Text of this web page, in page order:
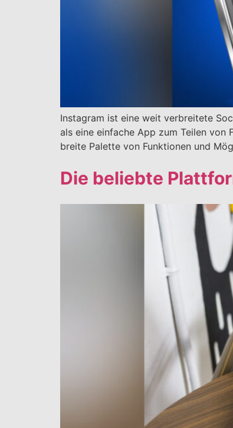
Instagram ist eine weit verbreitete
als eine einfache App zum Teilen
breite Palette von Funktionen und
Die beliebte